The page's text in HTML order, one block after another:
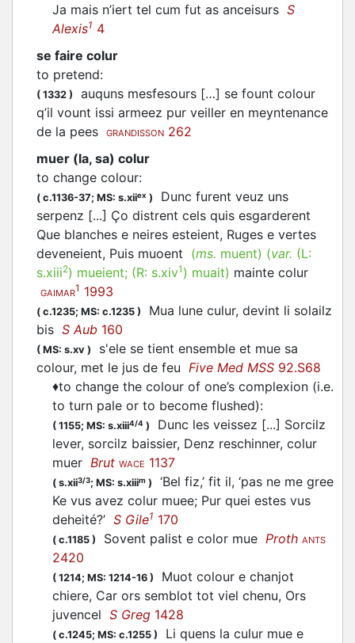
Ja mais n’iert tel cum fut as anceisurs S
Alexis1 4
se faire colur
to pretend:
( 1332 )
auquns mesfesours […] se fount colour
q’il vount issi armeez pur veiller en meyntenance
de la pees
GRANDISSON 262
muer (la, sa) colur
to change colour:
( c.1136-37; MS: s.xiiex )
Dunc furent veuz uns
serpenz [...] Ço distrent cels quis esgarderent
Que blanches e neires esteient, Ruges e vertes
deveneient, Puis muoent (ms. muent) (var. (L:
s.xiii2) mueient; (R: s.xiv1 ) muait) mainte colur
GAIMAR1 1993
( c.1235; MS: c.1235 ) Mua lune culur, devint li solailz
bis S Aub 160
( MS: s.xv ) s'ele se tient ensemble et mue sa
colour, met le jus de feu Five Med MSS 92.S68
♦to change the colour of one’s complexion (i.e.
to turn pale or to become flushed):
( 1155; MS: s.xiii4/4 )
Dunc les veissez [...] Sorcilz
lever, sorcilz baissier, Denz reschinner, colur
muer Brut WACE 1137
( s.xii3/3; MS: s.xiiim )
‘Bel fiz,’ fit il, ‘pas ne me gree
Ke vus avez colur muee; Pur quei estes vus
deheité?’ S Gile1 170
( c.1185 ) Sovent palist e color mue Proth ANTS
2420
( 1214; MS: 1214-16 ) Muot colour e chanjot
chiere, Car ors semblot tot viel chenu, Ors
juvencel S Greg 1428
( c.1245; MS: c.1255 ) Li quens la culur mue e